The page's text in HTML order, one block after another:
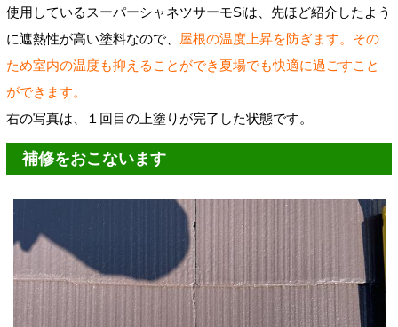
使用しているスーパーシャネツサーモSiは、先ほど紹介したよう
に遮熱性が高い塗料なので、
屋根の温度上昇を防ぎます。その
ため室内の温度も抑えることができ夏場でも快適に過ごすこと
ができます。
右の写真は、１回目の上塗りが完了した状態です。
補修をおこないます